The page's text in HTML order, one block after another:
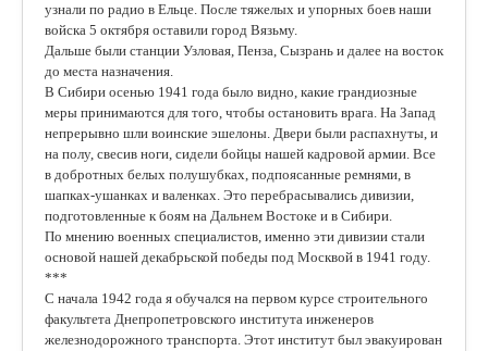
узнали по радио в Ельце. После тяжелых и упорных боев наши
войска 5 октября оставили город Вязьму.
Дальше были станции Узловая, Пенза, Сызрань и далее на восток
до места назначения.
В Сибири осенью 1941 года было видно, какие грандиозные
меры принимаются для того, чтобы остановить врага. На Запад
непрерывно шли воинские эшелоны. Двери были распахнуты, и
на полу, свесив ноги, сидели бойцы нашей кадровой армии. Все
в добротных белых полушубках, подпоясанные ремнями, в
шапках-ушанках и валенках. Это перебрасывались дивизии,
подготовленные к боям на Дальнем Востоке и в Сибири.
По мнению военных специалистов, именно эти дивизии стали
основой нашей декабрьской победы под Москвой в 1941 году.
***
С начала 1942 года я обучался на первом курсе строительного
факультета Днепропетровского института инженеров
железнодорожного транспорта. Этот институт был эвакуирован